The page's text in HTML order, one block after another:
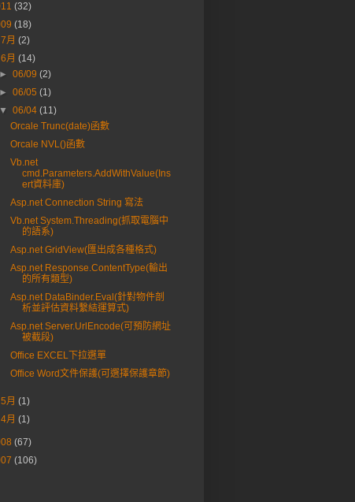
(32)
(18)
7月(2)
6月(14)
► 06/09 (2)
► 06/05 (1)
▼ 06/04 (11)
Orcale Trunc(date)函數
Orcale NVL()函數
Vb.net
cmd.Parameters.AddWithValue(Ins
ert資料庫)
Asp.net Connection String 寫法
Vb.net System.Threading(抓取電腦中
的語系)
Asp.net GridView(匯出成各種格式)
Asp.net Response.ContentType(輸出
的所有類型)
Asp.net DataBinder.Eval(針對物件剖
析並評估資料繫結運算式)
Asp.net Server.UrlEncode(可預防網址
被截段)
Office EXCEL下拉選單
Office Word文件保護(可選擇保護章節)
5月(1)
4月(1)
(67)
(106)